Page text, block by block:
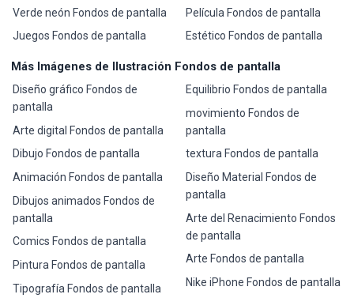
Verde neón Fondos de pantalla
Juegos Fondos de pantalla
Película Fondos de pantalla
Estético Fondos de pantalla
Más Imágenes de Ilustración Fondos de pantalla
Diseño gráfico Fondos de
pantalla
Arte digital Fondos de pantalla
Dibujo Fondos de pantalla
Animación Fondos de pantalla
Dibujos animados Fondos de
pantalla
Comics Fondos de pantalla
Pintura Fondos de pantalla
Tipografía Fondos de pantalla
Equilibrio Fondos de pantalla
movimiento Fondos de
pantalla
textura Fondos de pantalla
Diseño Material Fondos de
pantalla
Arte del Renacimiento Fondos
de pantalla
Arte Fondos de pantalla
Nike iPhone Fondos de pantalla